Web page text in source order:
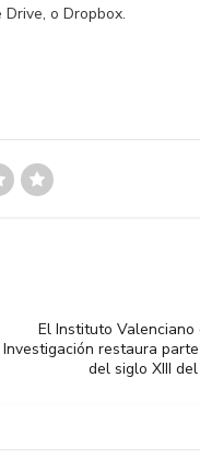
o Dropbox.
El Instituto Valenciano
Investigación restaura
del siglo XIII